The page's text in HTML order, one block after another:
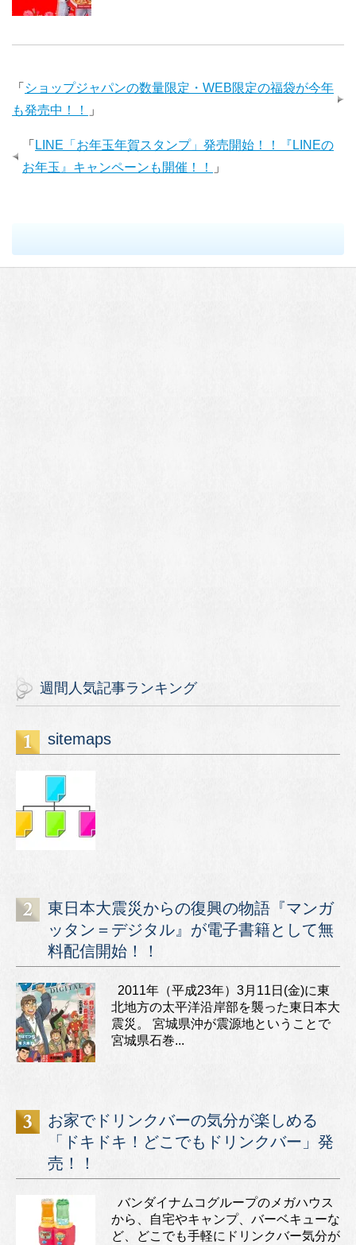
「 ショップジャパンの数量限定・WEB限定の福袋が今年
も発売中！！
」
「 LINE「お年玉年賀スタンプ」発売開始！！『LINEの
お年玉』キャンペーンも開催！！
」
週間人気記事ランキング
sitemaps
東日本大震災からの復興の物語『マンガ
ッタン＝デジタル』が電子書籍として無
料配信開始！！
2011年（平成23年）3月11日(金)に東
北地方の太平洋沿岸部を襲った東日本大
震災。 宮城県沖が震源地ということで
宮城県石巻...
お家でドリンクバーの気分が楽しめる
「ドキドキ！どこでもドリンクバー」発
売！！
バンダイナムコグループのメガハウス
から、自宅やキャンプ、バーベキューな
ど、どこでも手軽にドリンクバー気分が